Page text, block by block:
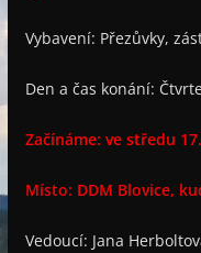
Vybavení: Přezůvky,
Den a čas konání:
Začínáme: ve středu
Místo: DDM Blovice,
Vedoucí: Jana